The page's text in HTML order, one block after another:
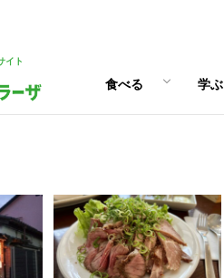
イト
食べる 学ぶ